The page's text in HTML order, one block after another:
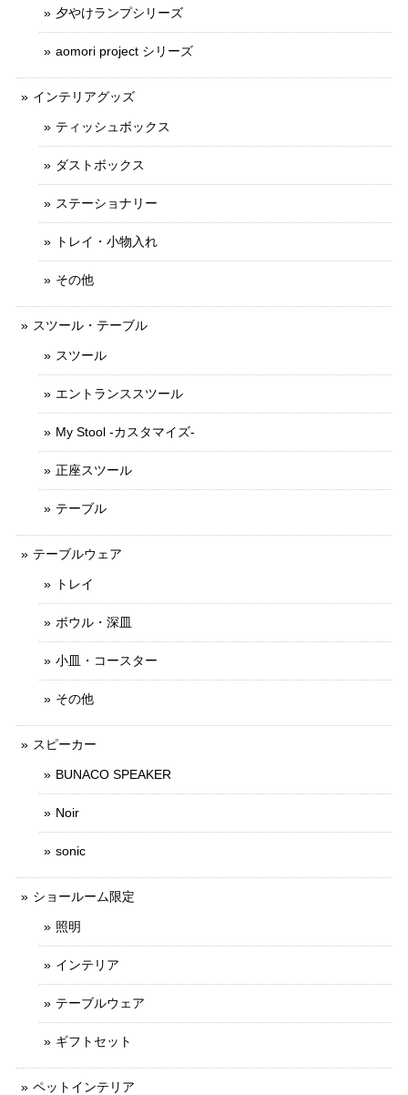
夕やけランプシリーズ
aomori project シリーズ
インテリアグッズ
ティッシュボックス
ダストボックス
ステーショナリー
トレイ・小物入れ
その他
スツール・テーブル
スツール
エントランススツール
My Stool -カスタマイズ-
正座スツール
テーブル
テーブルウェア
トレイ
ボウル・深皿
小皿・コースター
その他
スピーカー
BUNACO SPEAKER
Noir
sonic
ショールーム限定
照明
インテリア
テーブルウェア
ギフトセット
ペットインテリア